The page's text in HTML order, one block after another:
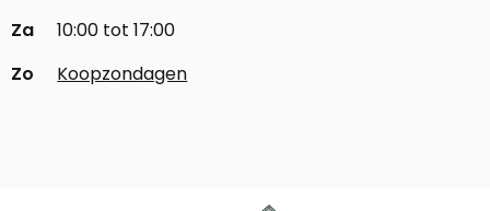
Za
10:00 tot 17:00
Zo
Koopzondagen